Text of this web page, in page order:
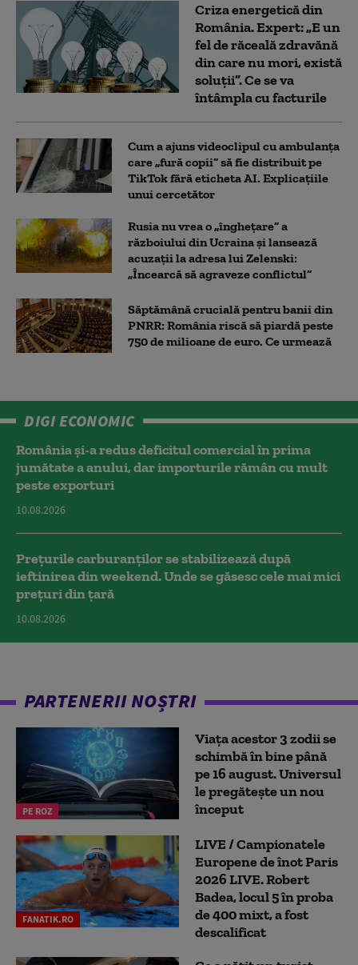
Criza energetică din
România. Expert: „E un
fel de răceală zdravănă
din care nu mori, există
soluții”. Ce se va
întâmpla cu facturile
Cum a ajuns videoclipul cu ambulanța
care „fură copii” să fie distribuit pe
TikTok fără eticheta AI. Explicațiile
unui cercetător
Rusia nu vrea o „înghețare” a
războiului din Ucraina și lansează
acuzații la adresa lui Zelenski:
„Încearcă să agraveze conflictul”
Săptămână crucială pentru banii din
PNRR: România riscă să piardă peste
750 de milioane de euro. Ce urmează
DIGI ECONOMIC
România și-a redus deficitul comercial în prima
jumătate a anului, dar importurile rămân cu mult
peste exporturi
10.08.2026
Prețurile carburanților se stabilizează după
ieftinirea din weekend. Unde se găsesc cele mai mici
prețuri din țară
10.08.2026
PARTENERII NOȘTRI
PE ROZ
Viața acestor 3 zodii se
schimbă în bine până
pe 16 august. Universul
le pregătește un nou
început
FANATIK.RO
LIVE / Campionatele
Europene de înot Paris
2026 LIVE. Robert
Badea, locul 5 în proba
de 400 mixt, a fost
descalificat